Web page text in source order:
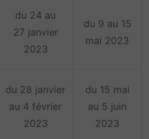
du 24 au
27 janvier
2023
du 9 au 15
mai 2023
du 28 janvier
au 4 février
2023
du 15 mai
au 5 juin
2023